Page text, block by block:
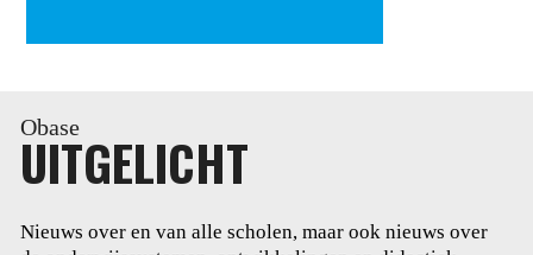
Obase
UITGELICHT
Nieuws over en van alle scholen, maar ook nieuws over